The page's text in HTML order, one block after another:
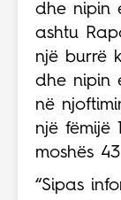
dhe nipin
ashtu
një burrë
dhe nipin
në
një fëmijë
moshës
“Sipas